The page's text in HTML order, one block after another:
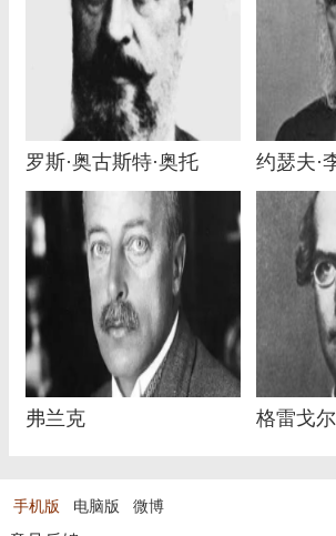
罗斯·奥古斯特·奥托 约瑟夫·
弗兰克 格雷戈
手机版 电脑版 微博